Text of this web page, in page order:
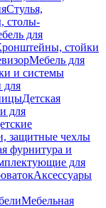
Стулья,
столы-
для
стойки
Мебель для
и системы
для
Детская
для
защитные чехлы
фурнитура и
для
Аксессуары
Мебельная